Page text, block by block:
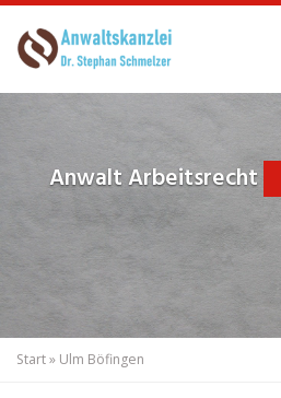
to
Anwalt Arbeitsrecht
Start» Ulm Böfingen